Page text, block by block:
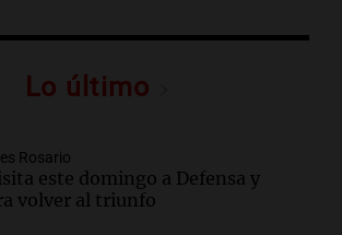
Lo último
Rosario
este domingo a Defensa y
volver al triunfo